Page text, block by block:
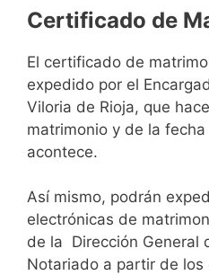
Certificado de
El certificado de
expedido por el
Viloria de Rioja, que
matrimonio y de la
acontece.
Así mismo, podrán
electrónicas de
de la Dirección General
Notariado a partir de